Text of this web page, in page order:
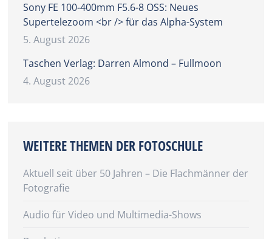
Sony FE 100-400mm F5.6-8 OSS: Neues
Supertelezoom <br /> für das Alpha-System
5. August 2026
Taschen Verlag: Darren Almond – Fullmoon
4. August 2026
WEITERE THEMEN DER FOTOSCHULE
Aktuell seit über 50 Jahren – Die Flachmänner der
Fotografie
Audio für Video und Multimedia-Shows